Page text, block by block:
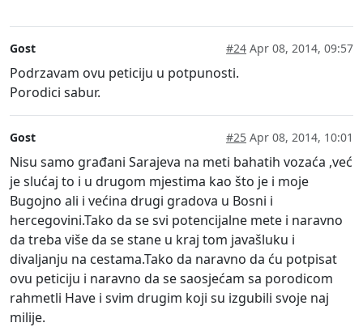
Gost #24 Apr 08, 2014, 09:57
Podrzavam ovu peticiju u potpunosti.
Porodici sabur.
Gost #25 Apr 08, 2014, 10:01
Nisu samo građani Sarajeva na meti bahatih vozaća ,već
je slućaj to i u drugom mjestima kao što je i moje
Bugojno ali i većina drugi gradova u Bosni i
hercegovini.Tako da se svi potencijalne mete i naravno
da treba više da se stane u kraj tom javašluku i
divaljanju na cestama.Tako da naravno da ću potpisat
ovu peticiju i naravno da se saosjećam sa porodicom
rahmetli Have i svim drugim koji su izgubili svoje naj
milije.